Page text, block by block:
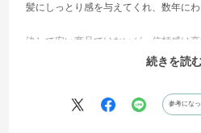
髪にしっとり感を与えてくれ、数年にわ
決して安い商品ではないが、信頼感は高
続きを読
参考にな